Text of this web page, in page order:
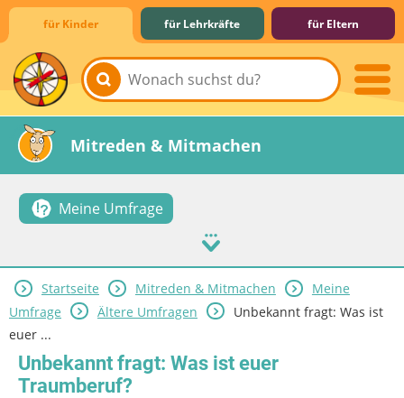
für Kinder für Lehrkräfte für Eltern
Lernen & Schule
Hobby & Freizeit
Spiel & Spaß
Mitreden & Mitmachen
Meine Umfrage
Startseite Mitreden & Mitmachen
Meine
Umfrage
Ältere Umfragen
Unbekannt fragt: Was ist
euer ...
Unbekannt fragt: Was ist euer
Traumberuf?